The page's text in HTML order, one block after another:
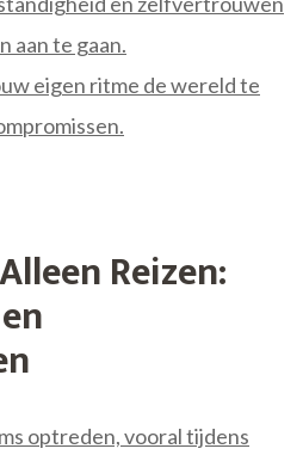
aan te gaan.
eigen ritme de wereld te
Reizen:
optreden, vooral tijdens